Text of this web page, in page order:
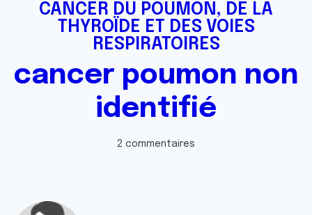
CANCER DU POUMON, DE LA
THYROÏDE ET DES VOIES
RESPIRATOIRES
cancer poumon non
identifié
2 commentaires